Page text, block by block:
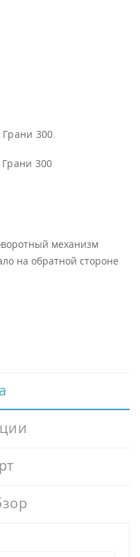
300
300
механизм
на обратной стороне